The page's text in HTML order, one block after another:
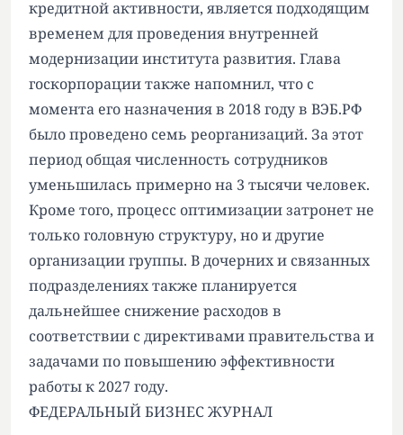
кредитной активности, является подходящим
временем для проведения внутренней
модернизации института развития. Глава
госкорпорации также напомнил, что с
момента его назначения в 2018 году в ВЭБ.РФ
было проведено семь реорганизаций. За этот
период общая численность сотрудников
уменьшилась примерно на 3 тысячи человек.
Кроме того, процесс оптимизации затронет не
только головную структуру, но и другие
организации группы. В дочерних и связанных
подразделениях также планируется
дальнейшее снижение расходов в
соответствии с директивами правительства и
задачами по повышению эффективности
работы к 2027 году.
ФЕДЕРАЛЬНЫЙ БИЗНЕС ЖУРНАЛ